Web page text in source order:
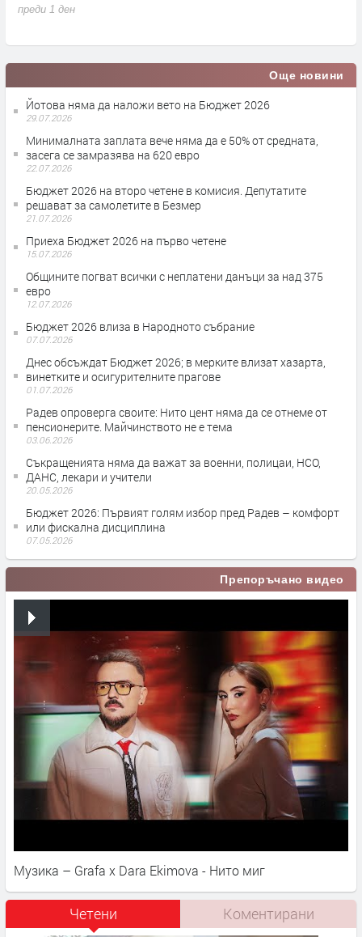
преди 1 ден
Още новини
Йотова няма да наложи вето на Бюджет 2026
29.07.2026
Минималната заплата вече няма да е 50% от средната,
засега се замразява на 620 евро
22.07.2026
Бюджет 2026 на второ четене в комисия. Депутатите
решават за самолетите в Безмер
21.07.2026
Приеха Бюджет 2026 на първо четене
15.07.2026
Общините погват всички с неплатени данъци за над 375
евро
12.07.2026
Бюджет 2026 влиза в Народното събрание
07.07.2026
Днес обсъждат Бюджет 2026; в мерките влизат хазарта,
винетките и осигурителните прагове
01.07.2026
Радев опроверга своите: Нито цент няма да се отнеме от
пенсионерите. Майчинството не е тема
03.06.2026
Съкращенията няма да важат за военни, полицаи, НСО,
ДАНС, лекари и учители
20.05.2026
Бюджет 2026: Първият голям избор пред Радев – комфорт
или фискална дисциплина
07.05.2026
Препоръчано видео
Музика – Grafa x Dara Ekimova - Нито миг
Четени Коментирани